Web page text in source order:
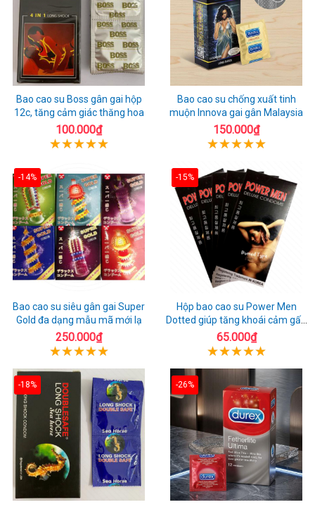
Bao cao su Boss gân gai hộp
12c, tăng cảm giác thăng hoa
100.000₫
Bao cao su chống xuất tinh
muộn Innova gai gân Malaysia
150.000₫
-14%
Bao cao su siêu gân gai Super
Gold đa dạng mẫu mã mới lạ
250.000₫
-15%
Hộp bao cao su Power Men
Dotted giúp tăng khoái cảm gấp
đôi
65.000₫
-18% -26%